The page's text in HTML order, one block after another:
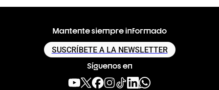
Mantente siempre informado
SUSCRÍBETE A LA NEWSLETTER
Síguenos en